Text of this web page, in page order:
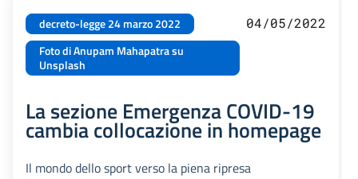
decreto-legge 24 marzo 2022
Foto di Anupam Mahapatra su
Unsplash
04/05/2022
La sezione Emergenza COVID-19
cambia collocazione in homepage
Il mondo dello sport verso la piena ripresa